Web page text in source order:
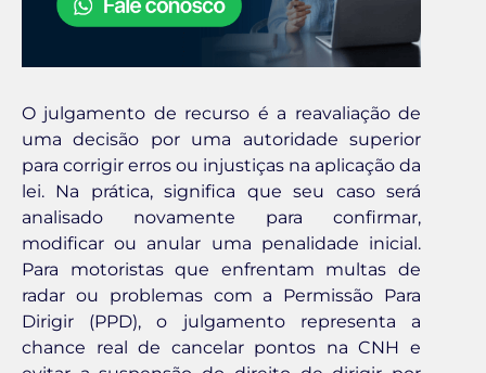
O julgamento de recurso é a reavaliação de
uma decisão por uma autoridade superior
para corrigir erros ou injustiças na aplicação da
lei. Na prática, significa que seu caso será
analisado novamente para confirmar,
modificar ou anular uma penalidade inicial.
Para motoristas que enfrentam multas de
radar ou problemas com a Permissão Para
Dirigir (PPD), o julgamento representa a
chance real de cancelar pontos na CNH e